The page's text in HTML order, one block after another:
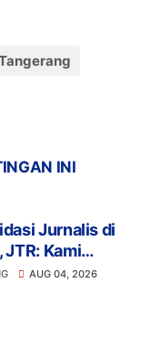
INI
Jurnalis di
JTR: Kami
Diam!
AUG 04, 2026